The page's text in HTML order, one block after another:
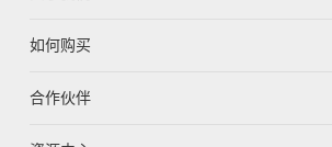
如何购买
合作伙伴